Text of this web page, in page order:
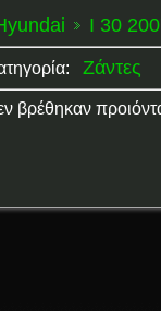
I 30
Ζάντες
βρέθηκαν